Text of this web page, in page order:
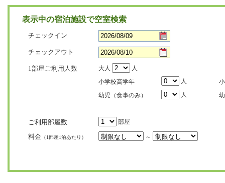
表示中の宿泊施設で空室検索
チェックイン
チェックアウト
1部屋ご利用人数 大人
人
小学校高学年
人
幼児（食事のみ）
人
ご利用部屋数 部屋
料金 （1部屋1泊あたり） ～